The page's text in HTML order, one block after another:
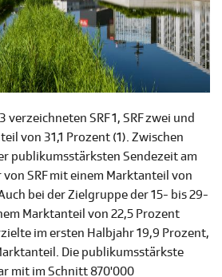
SRF 1, SRF zwei und
von 31,1 Prozent (1). Zwischen
publikumsstärksten Sendezeit am
SRF mit einem Marktanteil von
bei der Zielgruppe der 15- bis 29-
Marktanteil von 22,5 Prozent
im ersten Halbjahr 19,9 Prozent,
Die publikumsstärkste
mit im Schnitt 870'000